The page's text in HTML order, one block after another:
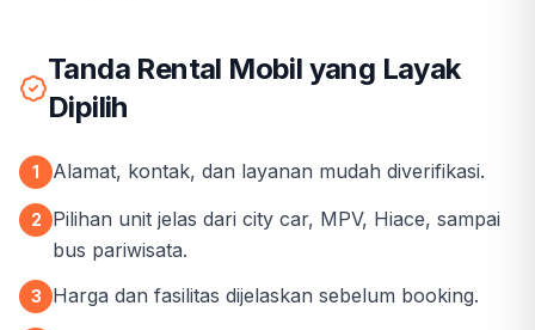
Tanda Rental Mobil yang Layak
Dipilih
1 Alamat, kontak, dan layanan mudah diverifikasi.
2
Pilihan unit jelas dari city car, MPV, Hiace, sampai
bus pariwisata.
3 Harga dan fasilitas dijelaskan sebelum booking.